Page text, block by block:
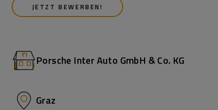
JETZT BEWERBEN!
Porsche Inter Auto GmbH & Co. KG
Graz